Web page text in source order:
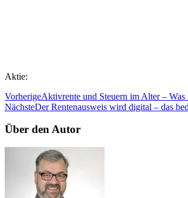
Aktie:
VorherigeAktivrente und Steuern im Alter –
NächsteDer Rentenausweis wird digital – das
Über den Autor